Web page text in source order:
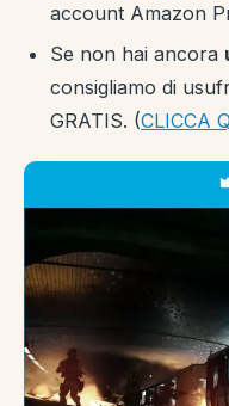
account Amazon
Se non hai ancora
consigliamo di
GRATIS. (CLICCA